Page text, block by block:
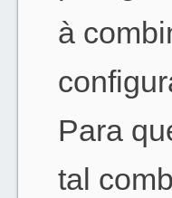
à
Para
tal